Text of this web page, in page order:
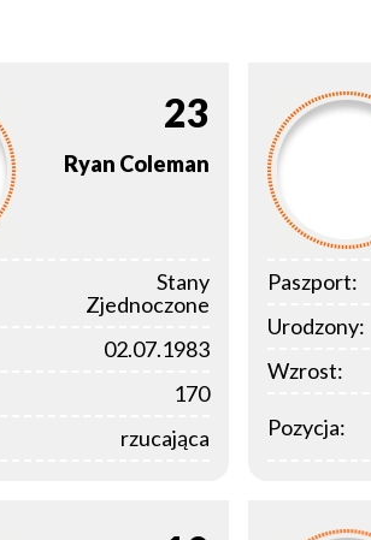
23
Ryan Coleman
Stany
Zjednoczone
02.07.1983
170
rzucająca
Paszport:
Urodzony:
Wzrost:
Pozycja: